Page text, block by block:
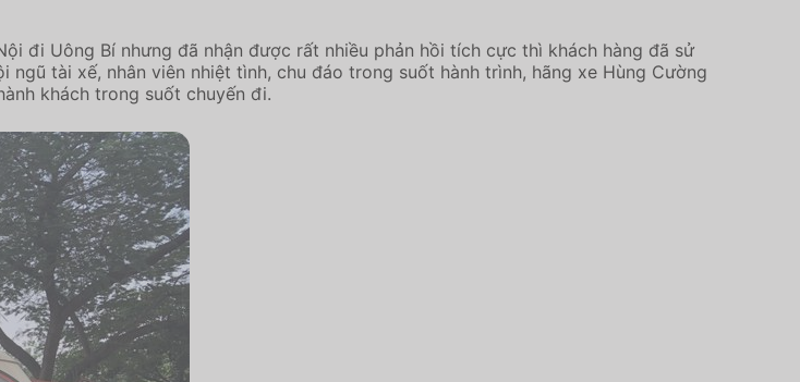
đi Uông Bí nhưng đã nhận được rất nhiều phản hồi tích cực thì khách hàng đã sử
tài xế, nhân viên nhiệt tình, chu đáo trong suốt hành trình, hãng xe Hùng Cường
khách trong suốt chuyến đi.